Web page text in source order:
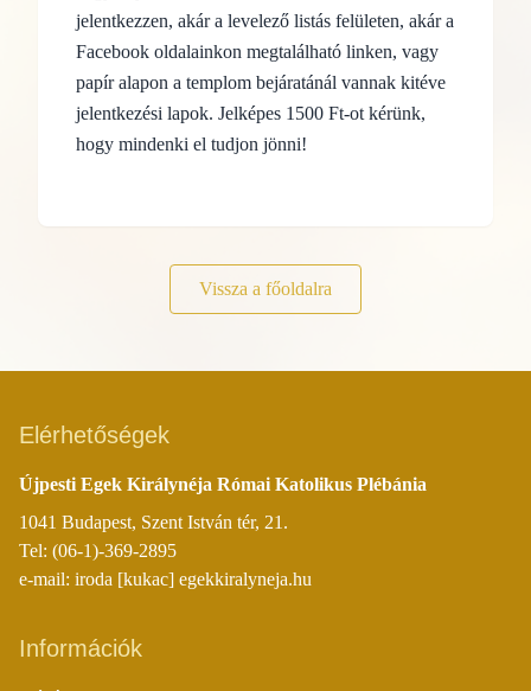
jelentkezzen, akár a levelező listás felületen, akár a
Facebook oldalainkon megtalálható linken, vagy
papír alapon a templom bejáratánál vannak kitéve
jelentkezési lapok. Jelképes 1500 Ft-ot kérünk,
hogy mindenki el tudjon jönni!
Vissza a főoldalra
Elérhetőségek
Újpesti Egek Királynéja Római Katolikus Plébánia
1041 Budapest, Szent István tér, 21.
Tel: (06-1)-369-2895
e-mail: iroda [kukac] egekkiralyneja.hu
Információk